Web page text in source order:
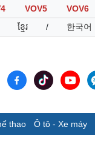
VOV5 VOV6
ខ្មែរ / 한국어
thao Ô tô - Xe máy